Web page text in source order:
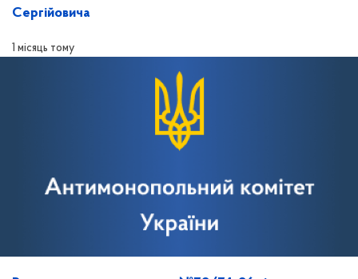
Сергійовича
1 місяць тому